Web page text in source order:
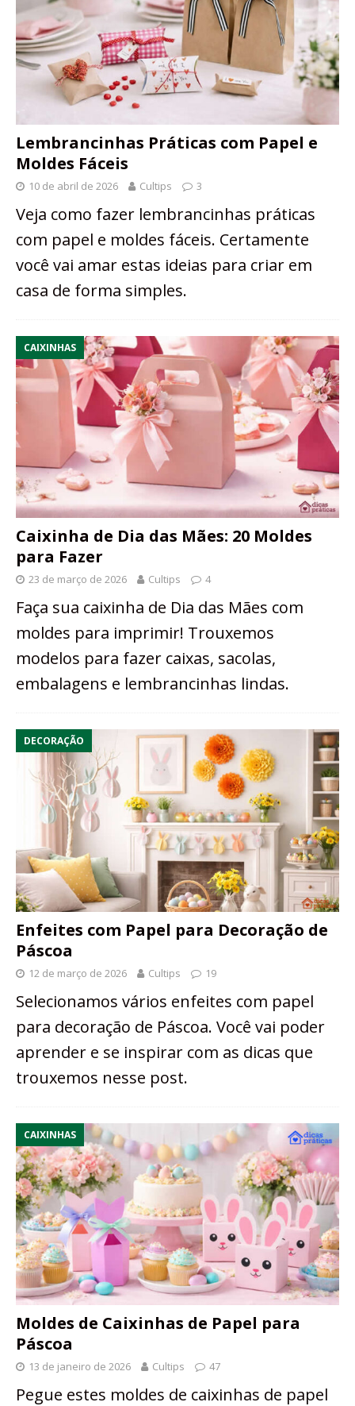
Lembrancinhas Práticas com Papel e
Moldes Fáceis
10 de abril de 2026 Cultips 3
Veja como fazer lembrancinhas práticas
com papel e moldes fáceis. Certamente
você vai amar estas ideias para criar em
casa de forma simples.
CAIXINHAS
Caixinha de Dia das Mães: 20 Moldes
para Fazer
23 de março de 2026 Cultips 4
Faça sua caixinha de Dia das Mães com
moldes para imprimir! Trouxemos
modelos para fazer caixas, sacolas,
embalagens e lembrancinhas lindas.
DECORAÇÃO
Enfeites com Papel para Decoração de
Páscoa
12 de março de 2026 Cultips 19
Selecionamos vários enfeites com papel
para decoração de Páscoa. Você vai poder
aprender e se inspirar com as dicas que
trouxemos nesse post.
CAIXINHAS
Moldes de Caixinhas de Papel para
Páscoa
13 de janeiro de 2026 Cultips 47
Pegue estes moldes de caixinhas de papel